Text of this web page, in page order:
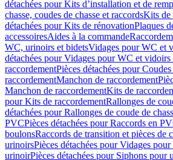
détachées pour Kits d’installation et de
chasse, coudes de chasse et raccordsKits de
détachées pour Kits de rénovationPlaques
accessoiresAides à la commande
WC, urinoirs et bidetsVidages pour WC et
détachées pour Vidages pour WC et vidoirs
raccordementPièces détachées pour Coudes
raccordementManchon de raccordement
Manchon de raccordementKits de
pour Kits de raccordementRallonges de
détachées pour Rallonges de coude de
PVCPièces détachées pour Raccords en
boulonsRaccords de transition et pièces de
urinoirsPièces détachées pour Vidages
urinoirPièces détachées pour Siphons pour